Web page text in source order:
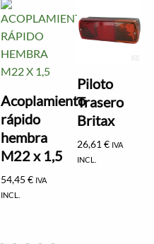
Acoplamiento
rápido
hembra
M22 x 1,5
54,45€ IVA
INCL.
Piloto
Trasero
Britax
26,61€ IVA
INCL.